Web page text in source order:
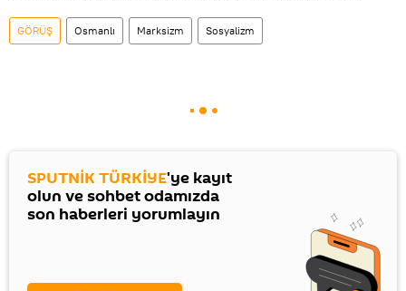
GÖRÜŞ Osmanlı Marksizm Sosyalizm
SPUTNİK TÜRKİYE'ye kayıt
olun ve sohbet odamızda
son haberleri yorumlayın